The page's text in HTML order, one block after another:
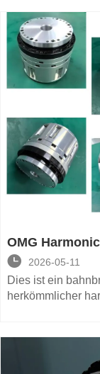
OMG
eingebautem
 2026-05-11
Dies ist ein
herkömmlicher
Diese